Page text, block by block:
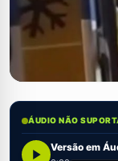
ÁUDIO NÃO
Versão em